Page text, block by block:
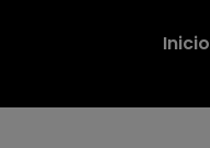
Inicio